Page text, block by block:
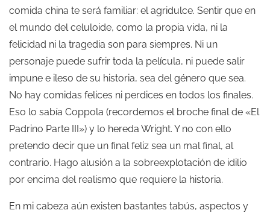
comida china te será familiar: el agridulce. Sentir que en
el mundo del celuloide, como la propia vida, ni la
felicidad ni la tragedia son para siempres. Ni un
personaje puede sufrir toda la película, ni puede salir
impune e ileso de su historia, sea del género que sea.
No hay comidas felices ni perdices en todos los finales.
Eso lo sabía Coppola (recordemos el broche final de «El
Padrino Parte III») y lo hereda Wright. Y no con ello
pretendo decir que un final feliz sea un mal final, al
contrario. Hago alusión a la sobreexplotación de idilio
por encima del realismo que requiere la historia.
En mi cabeza aún existen bastantes tabús, aspectos y